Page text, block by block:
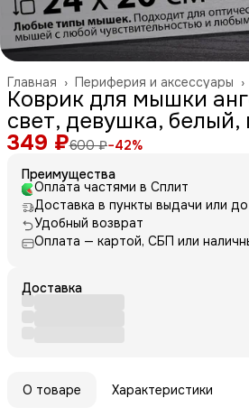
Периферия и аксессуары ›
Главная ›
Коврик для мышки
свет, девушка, белый,
349 ₽600 ₽−42%
Преимущества
Оплата частями в Сплит
Доставка в пункты выдачи или
Удобный возврат
Оплата — картой, СБП или
Доставка
О товаре Характеристики